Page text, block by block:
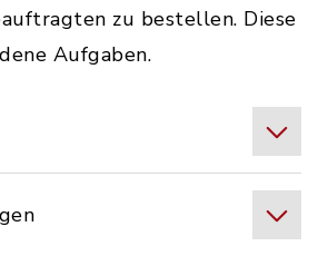
zu bestellen. Diese
Aufgaben.